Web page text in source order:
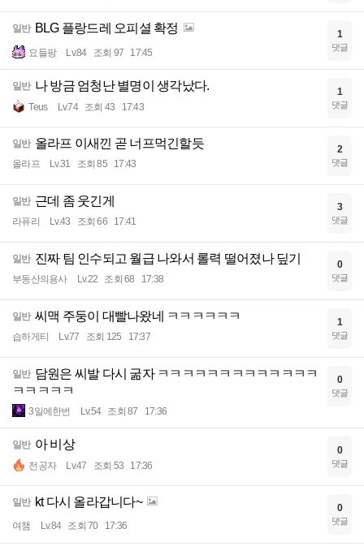
일반 BLG 플랑드레 오피셜 확정
요들팡 Lv.84 조회 97 17:45
1
댓글
일반 나 방금 엄청난 별명이 생각났다.
Teus Lv.74 조회 43 17:43
1
댓글
일반 올라프 이새낀 곧 너프먹긴할듯
올라프 Lv.31 조회 85 17:43
2
댓글
일반 근데 좀 웃긴게
라퓨리 Lv.43 조회 66 17:41
3
댓글
일반 진짜 팀 인수되고 월급 나와서 롤력 떨어졌나 딮기
부동산의용사 Lv.22 조회 68 17:38
0
댓글
일반 씨맥 주둥이 대빨나왔네 ㅋㅋㅋㅋㅋㅋ
습하게티 Lv.77 조회 125 17:37
1
댓글
일반 담원은 씨발 다시 굶자 ㅋㅋㅋㅋㅋㅋㅋㅋㅋㅋㅋㅋㅋ
ㅋㅋㅋㅋㅋ
3일에한번 Lv.54 조회 87 17:36
0
댓글
일반 아 비상
전공자 Lv.47 조회 53 17:36
0
댓글
일반 kt 다시 올라갑니다~
여챔 Lv.84 조회 70 17:36
0
댓글